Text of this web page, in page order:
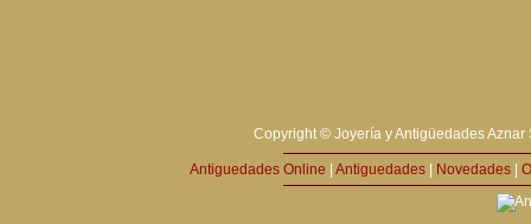
Copyright © Joyería y Antigüedades
Antiguedades Online Antiguedades Novedades